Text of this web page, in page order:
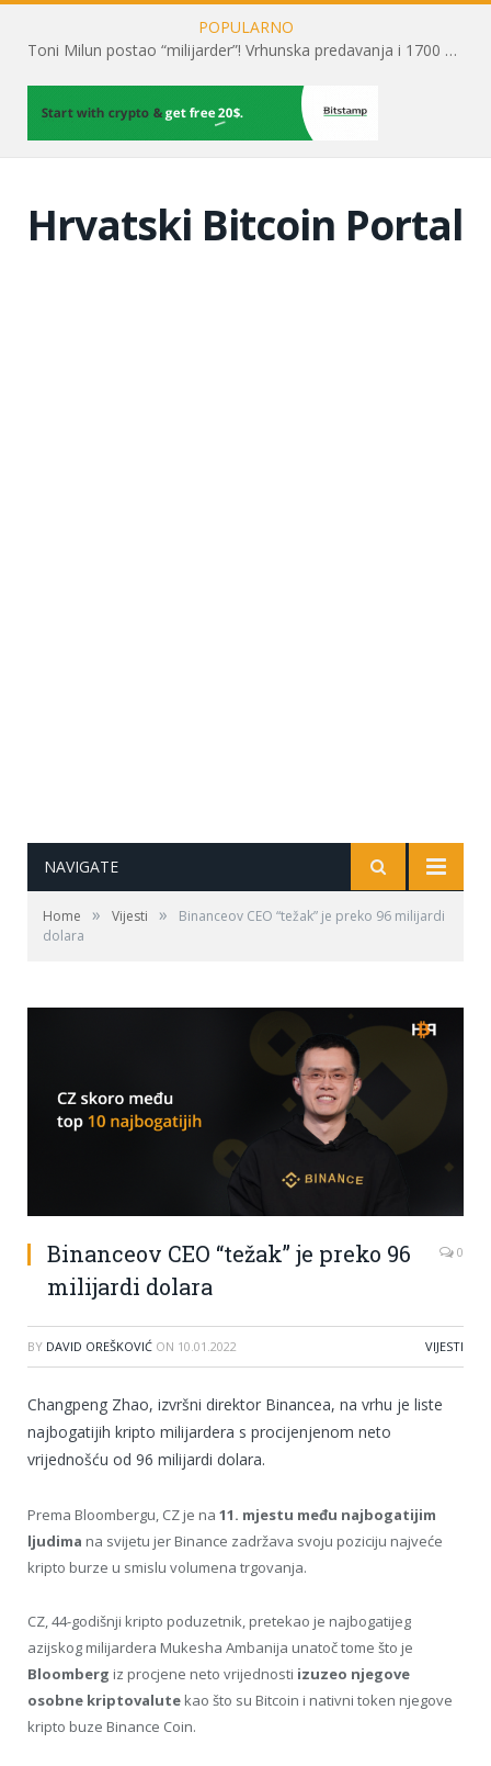
POPULARNO
Toni Milun postao “milijarder”! Vrhunska predavanja i 1700 posjetitelja obilježili su mjesec financijske pismenosti
Hrvatski Bitcoin Portal
NAVIGATE
Home » Vijesti »
Binanceov CEO “težak” je preko 96 milijardi
dolara
Binanceov CEO “težak” je preko 96
milijardi dolara
0
BY DAVID OREŠKOVIĆ ON 10.01.2022 VIJESTI
Changpeng Zhao, izvršni direktor Binancea, na vrhu je liste
najbogatijih kripto milijardera s procijenjenom neto
vrijednošću od 96 milijardi dolara.
Prema Bloombergu, CZ je na 11. mjestu među najbogatijim
ljudima na svijetu jer Binance zadržava svoju poziciju najveće
kripto burze u smislu volumena trgovanja.
CZ, 44-godišnji kripto poduzetnik, pretekao je najbogatijeg
azijskog milijardera Mukesha Ambanija unatoč tome što je
Bloomberg iz procjene neto vrijednosti izuzeo njegove
osobne kriptovalute kao što su Bitcoin i nativni token njegove
kripto buze Binance Coin.